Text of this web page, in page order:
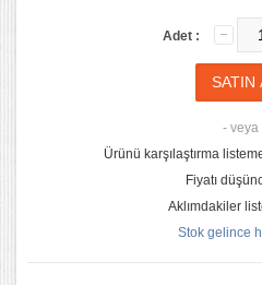
Adet :
- veya
Ürünü karşılaştırma
Fiyatı
Aklımdakiler
Stok gelince